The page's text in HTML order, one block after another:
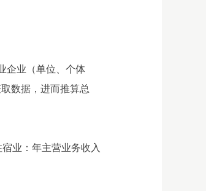
企业（单位、个体
数据，进而推算总
业：年主营业务收入